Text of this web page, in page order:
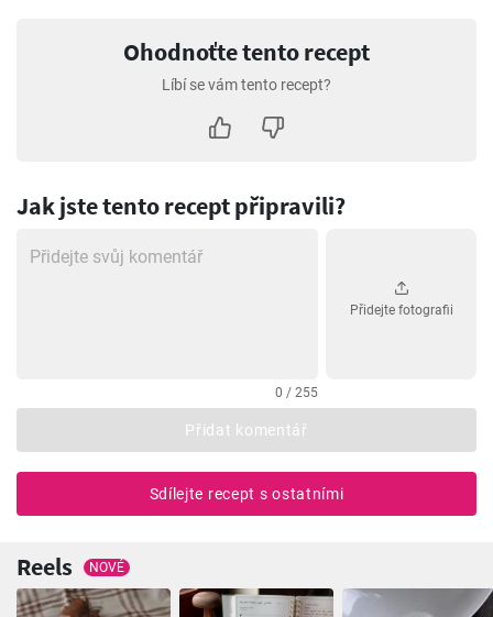
Ohodnoťte tento recept
Líbí se vám tento recept?
Jak jste tento recept připravili?
0 / 255
Přidejte fotografii
Přidat komentář
Sdílejte recept s ostatními
Reels NOVÉ